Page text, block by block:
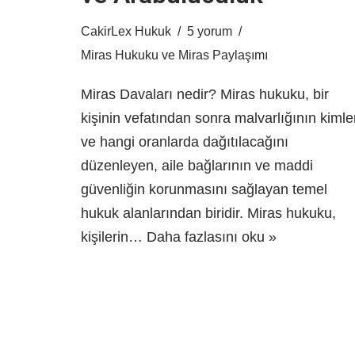
CakirLex Hukuk
5 yorum
Miras Hukuku ve Miras Paylaşımı
Miras Davaları nedir? Miras hukuku, bir
kişinin vefatından sonra malvarlığının
ve hangi oranlarda dağıtılacağını
düzenleyen, aile bağlarının ve maddi
güvenliğin korunmasını sağlayan temel
hukuk alanlarından biridir. Miras hukuku,
kişilerin… Daha fazlasını oku »